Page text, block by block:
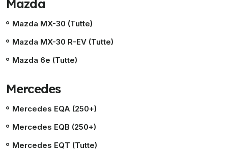
Mazda
Mazda MX-30 (Tutte)
Mazda MX-30 R-EV (Tutte)
Mazda 6e (Tutte)
Mercedes
Mercedes EQA (250+)
Mercedes EQB (250+)
Mercedes EQT (Tutte)